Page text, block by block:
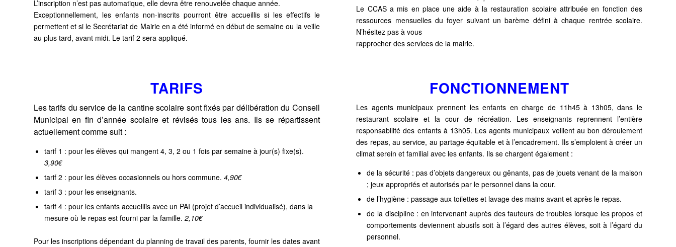
L’inscription n’est pas automatique, elle devra être renouvelée chaque année.
Exceptionnellement, les enfants non-inscrits pourront être accueillis si les effectifs le
permettent et si le Secrétariat de Mairie en a été informé en début de semaine ou la veille
au plus tard, avant midi. Le tarif 2 sera appliqué.
Le CCASa mis en place une aide à la restauration scolaire attribuée en fonction des
ressources mensuelles du foyer suivant un barème défini à chaque rentrée scolaire.
N’hésitez pas à vous
rapprocher des services de la mairie.
TARIFS
Les tarifs du service de la cantine scolaire sont fixés par délibération du Conseil
Municipal en fin d’année scolaire et révisés tous les ans. Ils se répartissent
actuellement comme suit :
tarif 1 : pour les élèves qui mangent 4, 3, 2 ou 1 fois par semaine à jour(s) fixe(s).
3,90€
tarif 2 : pour les élèves occasionnels ou hors commune. 4,90€
tarif 3 : pour les enseignants.
tarif 4 : pour les enfants accueillis avec un PAI (projet d’accueil individualisé), dans la
mesure où le repas est fourni par la famille. 2,10€
Pour les inscriptions dépendant du planning de travail des parents, fournir les dates avant
FONCTIONNEMENT
Les agents municipaux prennent les enfants en charge de 11h45 à 13h05, dans le
restaurant scolaireet la cour de récréation. Les enseignants reprennent l’entière
responsabilité des enfants à 13h05. Les agents municipaux veillent au bon déroulement
des repas, au service, au partage équitable et à l’encadrement. Ils s’emploient à créer un
climat serein et familial avec les enfants. Ils se chargentégalement :
de la sécurité : pas d’objets dangereux ou gênants, pas de jouets venant de la maison
; jeux appropriés et autorisés par le personnel dans la cour.
de l’hygiène : passage aux toilettes et lavage des mains avant et après le repas.
de la discipline : en intervenant auprès des fauteurs de troubles lorsque lespropos et
comportements deviennent abusifs soit à l’égard des autres élèves, soit à l’égard du
personnel.